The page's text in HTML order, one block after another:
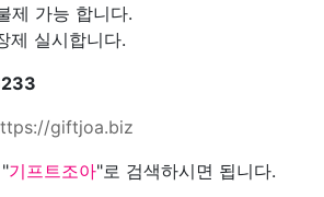
제 가능 합니다.
제 실시합니다.
giftjoa.biz
기프트조아"로 검색하시면 됩니다.